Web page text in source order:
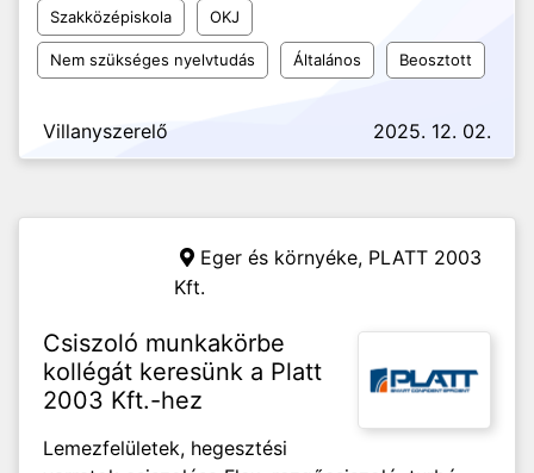
Szakközépiskola OKJ
Nem szükséges nyelvtudás Általános Beosztott
Villanyszerelő 2025. 12. 02.
Eger és környéke, PLATT 2003
Kft.
Csiszoló munkakörbe
kollégát keresünk a Platt
2003 Kft.-hez
Lemezfelületek, hegesztési